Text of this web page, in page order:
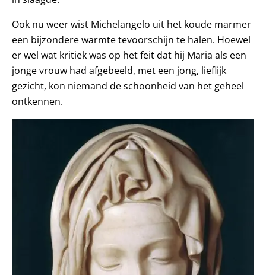
Ook nu weer wist Michelangelo uit het koude marmer
een bijzondere warmte tevoorschijn te halen. Hoewel
er wel wat kritiek was op het feit dat hij Maria als een
jonge vrouw had afgebeeld, met een jong, lieflijk
gezicht, kon niemand de schoonheid van het geheel
ontkennen.